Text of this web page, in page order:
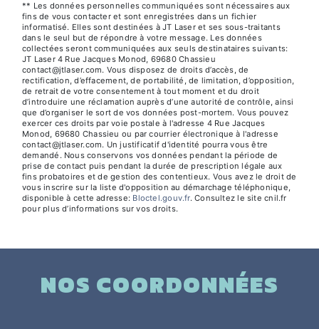
** Les données personnelles communiquées sont nécessaires aux
fins de vous contacter et sont enregistrées dans un fichier
informatisé. Elles sont destinées à JT Laser et ses sous-traitants
dans le seul but de répondre à votre message. Les données
collectées seront communiquées aux seuls destinataires suivants:
JT Laser 4 Rue Jacques Monod, 69680 Chassieu
contact@jtlaser.com. Vous disposez de droits d’accès, de
rectification, d’effacement, de portabilité, de limitation, d’opposition,
de retrait de votre consentement à tout moment et du droit
d’introduire une réclamation auprès d’une autorité de contrôle, ainsi
que d’organiser le sort de vos données post-mortem. Vous pouvez
exercer ces droits par voie postale à l'adresse 4 Rue Jacques
Monod, 69680 Chassieu ou par courrier électronique à l'adresse
contact@jtlaser.com. Un justificatif d'identité pourra vous être
demandé. Nous conservons vos données pendant la période de
prise de contact puis pendant la durée de prescription légale aux
fins probatoires et de gestion des contentieux. Vous avez le droit de
vous inscrire sur la liste d'opposition au démarchage téléphonique,
disponible à cette adresse: Bloctel.gouv.fr. Consultez le site cnil.fr
pour plus d’informations sur vos droits.
NOS COORDONNÉES